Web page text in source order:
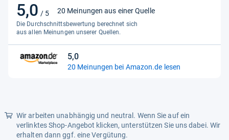
5,0 / 5
5,0
von
5
Sternen
20 Meinungen aus einer Quelle
Die Durchschnittsbewertung berechnet sich
aus allen Meinungen unserer Quellen.
5,0
5,0
von
20 Meinungen bei Amazon.de lesen
Wir arbeiten unabhängig und neutral. Wenn Sie auf ein
verlinktes Shop-Angebot klicken, unterstützen Sie uns dabei. Wir
erhalten dann ggf. eine Vergütung.